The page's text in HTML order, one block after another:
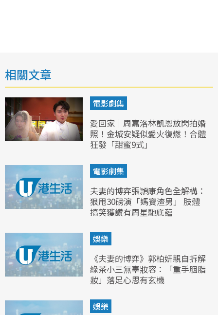
相關文章
電影劇集
愛回家｜周嘉洛林凱恩放閃拍婚
照！金城安疑似愛火復燃！合體
狂發「甜蜜9式」
電影劇集
夫妻的博弈張頴康角色全解構：
狠甩30磅演「媽寶渣男」 肢體
搞笑獲讚有周星馳底蘊
娛樂
《夫妻的博弈》郭柏妍親自拆解
綠茶小三無辜妝容：「重手胭脂
妝」落足心思有玄機
娛樂